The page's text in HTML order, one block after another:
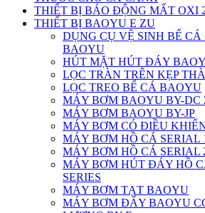
THIẾT BỊ BÁO ĐỘNG MẤT OXI
THIẾT BỊ BAOYU E ZU
DỤNG CỤ VỆ SINH BỂ
BAOYU
HÚT MẶT HÚT ĐÁY
LỌC TRÀN TRÊN KẸP
LỌC TREO BỂ CÁ BAOYU
MÁY BƠM BAOYU BY-DC
MÁY BƠM BAOYU BY-JP
MÁY BƠM CÓ ĐIỀU
MÁY BƠM HỒ CÁ SERIAL
MÁY BƠM HỒ CÁ SERIAL
MÁY BƠM HÚT ĐÁY HỒ
SERIES
MÁY BƠM TẠT BAOYU
MÁY BƠM ĐẨY BAOYU